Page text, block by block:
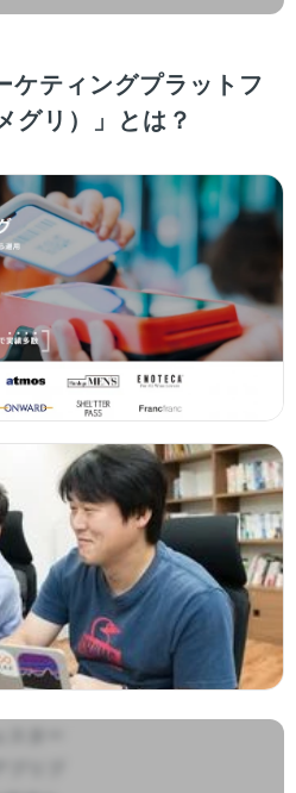
ケティングプラットフ
グリ）」とは？
ター
リプ